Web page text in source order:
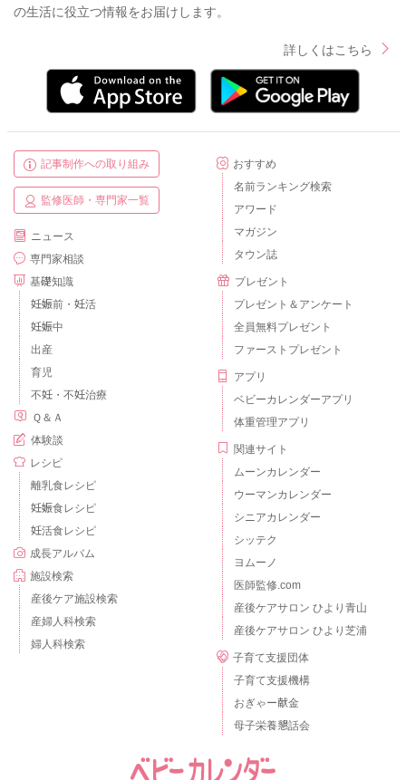
の生活に役立つ情報をお届けします。
詳しくはこちら
記事制作への取り組み
監修医師・専門家一覧
ニュース
専門家相談
基礎知識
妊娠前・妊活
妊娠中
出産
育児
不妊・不妊治療
Ｑ＆Ａ
体験談
レシピ
離乳食レシピ
妊娠食レシピ
妊活食レシピ
成長アルバム
施設検索
産後ケア施設検索
産婦人科検索
婦人科検索
おすすめ
名前ランキング検索
アワード
マガジン
タウン誌
プレゼント
プレゼント＆アンケート
全員無料プレゼント
ファーストプレゼント
アプリ
ベビーカレンダーアプリ
体重管理アプリ
関連サイト
ムーンカレンダー
ウーマンカレンダー
シニアカレンダー
シッテク
ヨムーノ
医師監修.com
産後ケアサロン ひより青山
産後ケアサロン ひより芝浦
子育て支援団体
子育て支援機構
おぎゃー献金
母子栄養懇話会